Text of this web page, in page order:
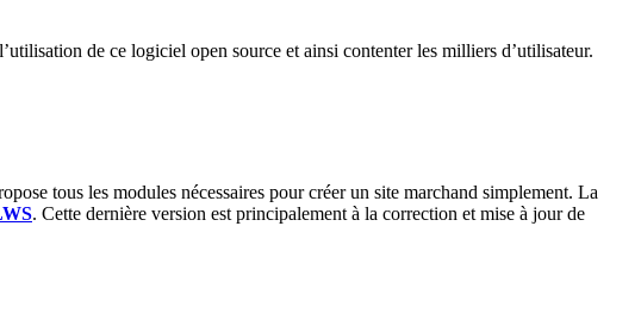
de ce logiciel open source et ainsi contenter les milliers d’utilisateur.
tous les modules nécessaires pour créer un site marchand simplement. La
. Cette dernière version est principalement à la correction et mise à jour de